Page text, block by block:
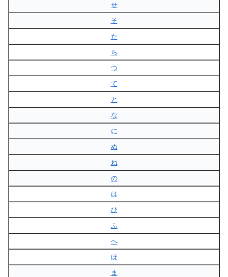
せ
そ
た
ち
つ
て
と
な
に
ぬ
ね
の
は
ひ
ふ
へ
ほ
ま